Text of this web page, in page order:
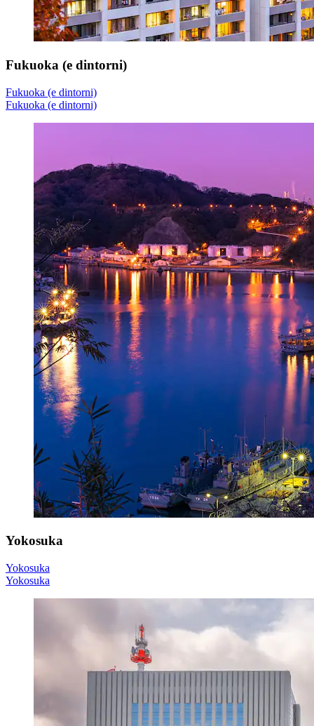
Fukuoka (e dintorni)
Fukuoka (e dintorni)
Fukuoka (e dintorni)
Yokosuka
Yokosuka
Yokosuka